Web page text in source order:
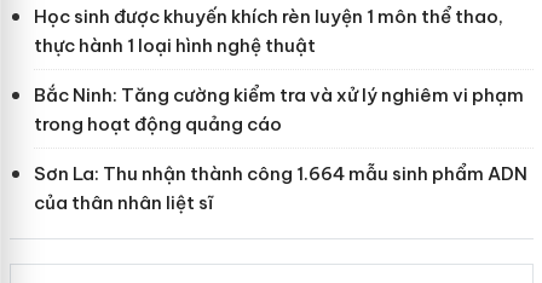
Học sinh được khuyến khích rèn luyện 1 môn thể thao,
thực hành 1 loại hình nghệ thuật
Bắc Ninh: Tăng cường kiểm tra và xử lý nghiêm vi phạm
trong hoạt động quảng cáo
Sơn La: Thu nhận thành công 1.664 mẫu sinh phẩm ADN
của thân nhân liệt sĩ